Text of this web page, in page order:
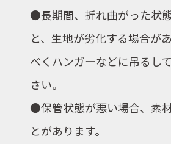
●長期間、折れ曲がった状
と、生地が劣化する場合が
べくハンガーなどに吊るし
さい。
●保管状態が悪い場合、素
とがあります。